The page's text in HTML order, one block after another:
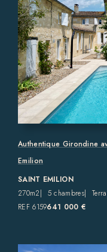
Authentique Girondine
Emilion
SAINT EMILION
270m2
5 chambres
REF 6159641 000 €